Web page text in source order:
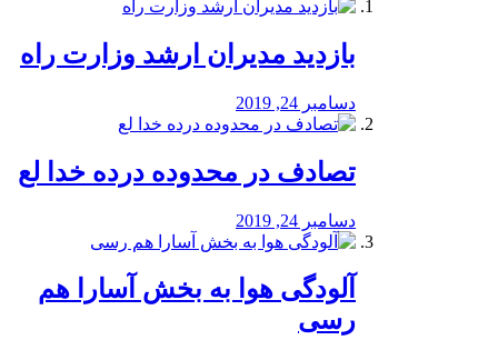
بازدید مدیران ارشد وزارت راه
دسامبر 24, 2019
تصادف در محدوده درده خدا لع
دسامبر 24, 2019
آلودگی هوا به بخش آسارا هم
رسی